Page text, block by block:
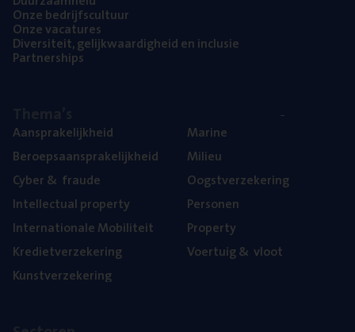
Onze bedrijfs­cul­tuur
Onze vaca­tu­res
Diver­si­teit, gelijk­waar­dig­heid en inclusie
Part­ner­ships
Aan­spra­ke­lijk­heid
Beroeps­aan­spra­ke­lijk­heid
Cyber& fraude
Intel­lec­tu­al property
Inter­na­ti­o­na­le Mobiliteit
Kre­diet­ver­ze­ke­ring
Kunst­ver­ze­ke­ring
Mari­ne
Mili­eu
Oogst­ver­ze­ke­ring
Per­so­nen
Pro­per­ty
Voer­tuig& vloot